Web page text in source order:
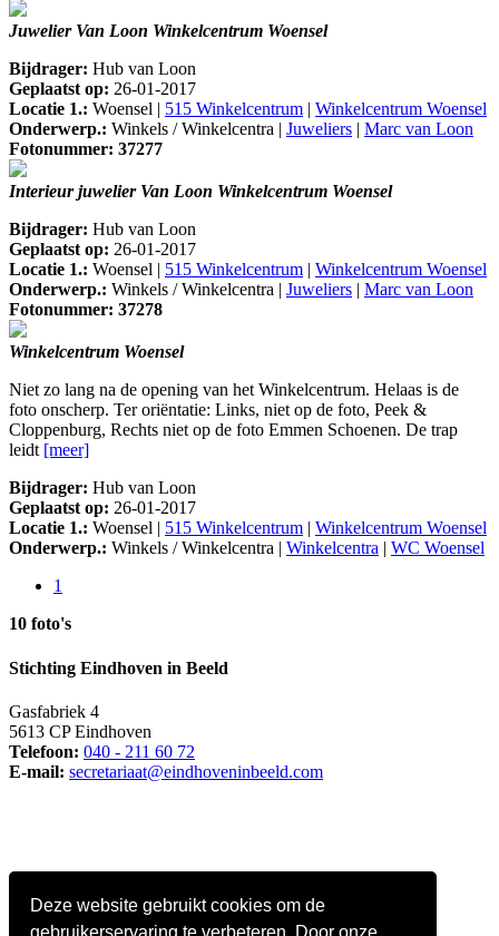
Deze website gebruikt cookies om de
gebruikerservaring te verbeteren. Door onze
Juwelier Van Loon Winkelcentrum Woensel
Bijdrager: Hub van Loon
Geplaatst op: 26-01-2017
Locatie 1.: Woensel | 515 Winkelcentrum | Winkelcentrum Woensel
Onderwerp.: Winkels / Winkelcentra | Juweliers | Marc van Loon
Fotonummer: 37277
Interieur juwelier Van Loon Winkelcentrum Woensel
Bijdrager: Hub van Loon
Geplaatst op: 26-01-2017
Locatie 1.: Woensel | 515 Winkelcentrum | Winkelcentrum Woensel
Onderwerp.: Winkels / Winkelcentra | Juweliers | Marc van Loon
Fotonummer: 37278
Winkelcentrum Woensel
Niet zo lang na de opening van het Winkelcentrum. Helaas is de
foto onscherp. Ter oriëntatie: Links, niet op de foto, Peek &
Cloppenburg, Rechts niet op de foto Emmen Schoenen. De trap
leidt [meer]
Bijdrager: Hub van Loon
Geplaatst op: 26-01-2017
Locatie 1.: Woensel | 515 Winkelcentrum | Winkelcentrum Woensel
Onderwerp.: Winkels / Winkelcentra | Winkelcentra | WC Woensel
1
10 foto's
Stichting Eindhoven in Beeld
Gasfabriek 4
5613 CP Eindhoven
Telefoon: 040 - 211 60 72
E-mail: secretariaat@eindhoveninbeeld.com